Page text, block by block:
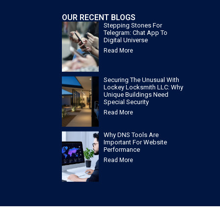
OUR RECENT BLOGS
Stepping Stones For
Telegram: Chat App To
Digital Universe
Read More
Securing The Unusual With
Lockey Locksmith LLC: Why
Unique Buildings Need
Special Security
Read More
Why DNS Tools Are
Important For Website
Performance
Read More